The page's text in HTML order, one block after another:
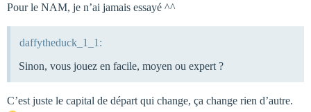
Pour le NAM, je n’ai jamais essayé ^^
daffytheduck_1_1:
Sinon, vous jouez en facile, moyen ou expert ?
C’est juste le capital de départ qui change, ça change rien d’autre.